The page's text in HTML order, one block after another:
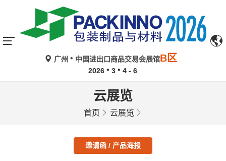
广州 中国进出口商品交易会展馆B区
2026 3 4 - 6
云展览
首页 云展览
邀请函 / 产品海报